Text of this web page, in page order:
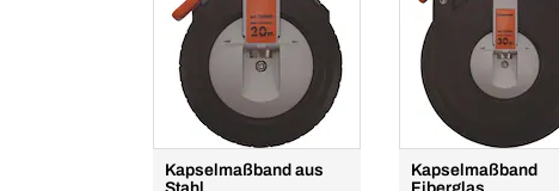
Kapselmaßband aus
Kapselmaßband